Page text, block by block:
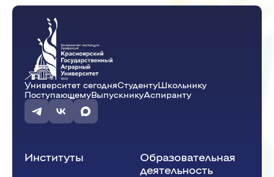
Университет сегодняСтудентуШкольнику
ПоступающемуВыпускникуАспиранту
Институты
Образовательная
деятельность